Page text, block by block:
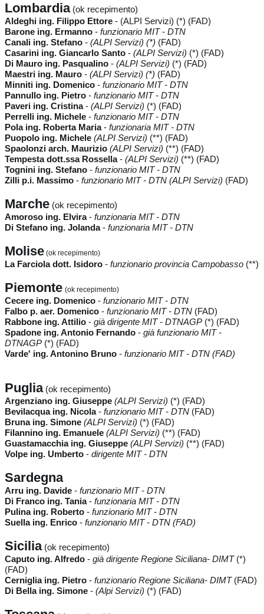
Lombardia(ok recepimento)
Aldeghi ing. Filippo Ettore - (ALPI Servizi) (*) (FAD)
Barone ing. Ermanno - funzionario MIT - DTN
Canali ing. Stefano - (ALPI Servizi) (*) (FAD)
Casarini ing. Giancarlo Santo - (ALPI Servizi) (*) (FAD)
Di Mauro ing. Pasqualino - (ALPI Servizi) (*) (FAD)
Maestri ing. Mauro - (ALPI Servizi) (*) (FAD)
Minniti ing. Domenico - funzionario MIT - DTN
Pannullo ing. Pietro - funzionario MIT - DTN
Paveri ing. Cristina- (ALPI Servizi) (*) (FAD)
Perrelli ing. Michele - funzionario MIT - DTN
Pola ing. Roberta Maria- funzionaria MIT - DTN
Puopolo ing. Michele (ALPI Servizi) (**) (FAD)
Spaolonzi arch. Maurizio (ALPI Servizi) (**) (FAD)
Tempesta dott.ssa Rossella- (ALPI Servizi) (**) (FAD)
Tognini ing. Stefano - funzionario MIT - DTN
Zilli p.i. Massimo - funzionario MIT - DTN (ALPI Servizi) (FAD)
Marche (ok recepimento)
Amoroso ing. Elvira- funzionaria MIT - DTN
Di Stefano ing. Jolanda- funzionaria MIT - DTN
Molise (ok recepimento)
La Farciola dott. Isidoro - funzionario provincia Campobasso (**)
Piemonte (ok recepimento)
Cecere ing. Domenico - funzionario MIT - DTN
Falbo p. aer. Domenico - funzionario MIT - DTN (FAD)
Rabbone ing. Attilio - già dirigente MIT - DTNAGP (*) (FAD)
Spadone ing. Antonio Fernando - già funzionario MIT -
DTNAGP (*) (FAD)
Varde' ing. Antonino Bruno - funzionario MIT - DTN (FAD)
Puglia(ok recepimento)
Argenziano ing. Giuseppe (ALPI Servizi) (*) (FAD)
Bevilacqua ing. Nicola- funzionario MIT - DTN (FAD)
Bruna ing. Simone (ALPI Servizi) (*) (FAD)
Filannino ing. Emanuele (ALPI Servizi) (**) (FAD)
Guastamacchia ing. Giuseppe (ALPI Servizi) (**) (FAD)
Volpe ing. Umberto - dirigente MIT - DTN
Sardegna
Arru ing. Davide - funzionario MIT - DTN
Di Franco ing. Tania- funzionaria MIT - DTN
Pulina ing. Roberto - funzionario MIT - DTN
Suella ing. Enrico - funzionario MIT - DTN (FAD)
Sicilia (ok recepimento)
Caputo ing. Alfredo - già dirigente Regione Siciliana- DIMT(*)
(FAD)
Cerniglia ing. Pietro - funzionario Regione Siciliana- DIMT(FAD)
Di Bella ing. Simone - (Alpi Servizi) (*) (FAD)